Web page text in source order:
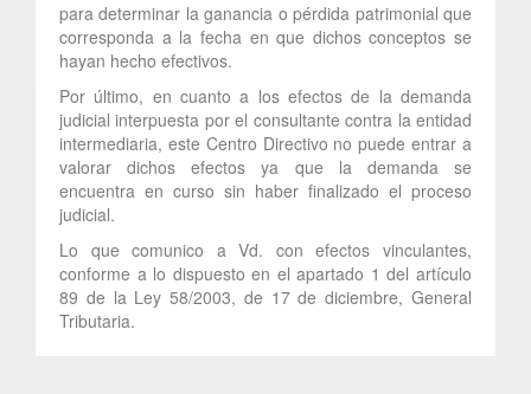
para determinar la ganancia o pérdida patrimonial que
corresponda a la fecha en que dichos conceptos se
hayan hecho efectivos.
Por último, en cuanto a los efectos de la demanda
judicial interpuesta por el consultante contra la entidad
intermediaria, este Centro Directivo no puede entrar a
valorar dichos efectos ya que la demanda se
encuentra en curso sin haber finalizado el proceso
judicial.
Lo que comunico a Vd. con efectos vinculantes,
conforme a lo dispuesto en el apartado 1 del artículo
89 de la Ley 58/2003, de 17 de diciembre, General
Tributaria.